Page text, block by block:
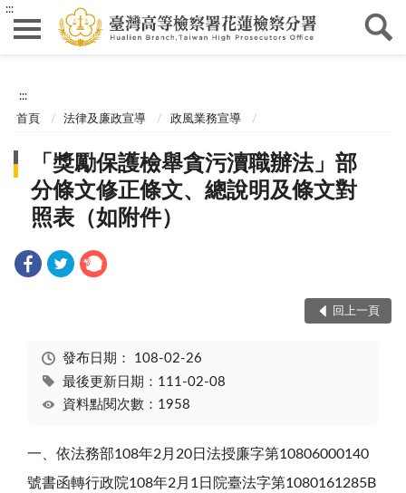
:::
:::
首頁 法律及廉政宣導 政風業務宣導
「獎勵保護檢舉貪污瀆職辦法」部
分條文修正條文、總說明及條文對
照表（如附件）
回上一頁
發布日期： 108-02-26
最後更新日期：111-02-08
資料點閱次數：1958
一、依法務部108年2月20日法授廉字第10806000140
號書函轉行政院108年2月1日院臺法字第1080161285B